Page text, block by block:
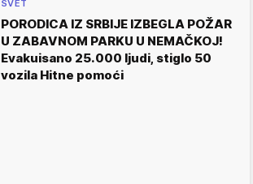
SVET
PORODICA IZ SRBIJE IZBEGLA POŽAR
U ZABAVNOM PARKU U NEMAČKOJ!
Evakuisano 25.000 ljudi, stiglo 50
vozila Hitne pomoći